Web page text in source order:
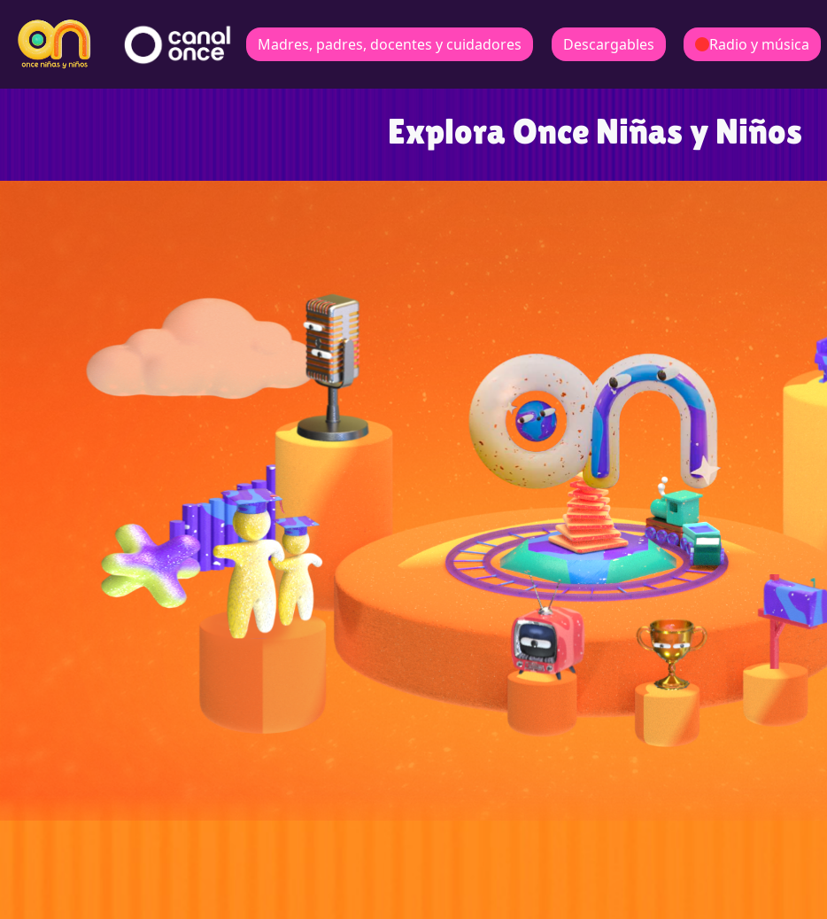
Madres, padres, docentes y cuidadores Descargables Radio y música
Explora Once Niñas y Niños